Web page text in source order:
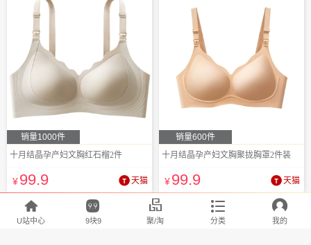
销量1000件
十月结晶孕产妇文胸红石榴2件
¥99.9 天猫
销量600件
十月结晶孕产妇文胸聚拢胸罩2件装
¥99.9 天猫

U站中心

9块9

聚/淘

分类

我的